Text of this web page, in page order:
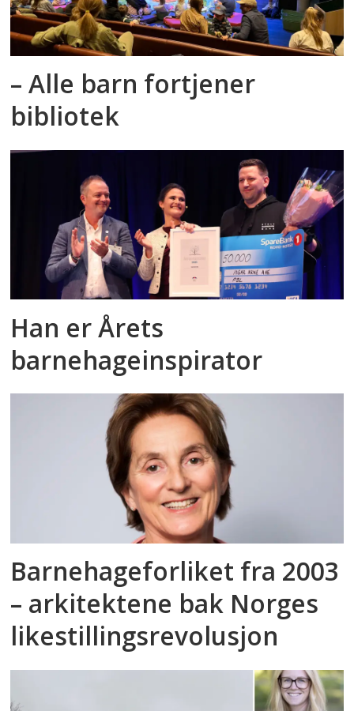
– Alle barn fortjener
bibliotek
Han er Årets
barnehageinspirator
Barnehageforliket fra 2003
– arkitektene bak Norges
likestillingsrevolusjon